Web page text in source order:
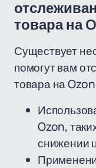
товара на
Существует
помогут вам
товара на
Ozon,
снижении